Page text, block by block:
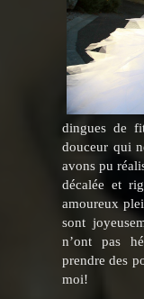
dingues de
douceur qui
avons pu
décalée et
amoureux
sont
n’ont pas
prendre des
moi!